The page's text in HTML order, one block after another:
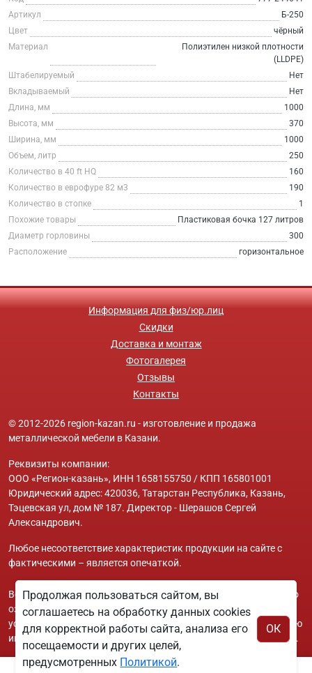
Артикул
Б-250
Цвет
чёрный
Материал
Полиэтилен низкой плотности
(LLDPE)
Штабелируемый
Нет
Вкладываемый
Нет
Длина, мм
1000
Высота, мм
370
Ширина, мм
1000
Объем, литр
250
Количество в 40 ft HQ
160
Количество в еврофуре 82 м3
190
Количество в стопке
1
Похожие товары
Пластиковая бочка 127 литров
Диаметр горловины
300
Расположение
горизонтальное
Информация для физ/юр.лиц
Скидки
Доставка и монтаж
Фотогалерея
Отзывы
Контакты
© 2012-2026 region-kazan.ru - изготовление и продажа
металлической мебели в Казани.
Реквизиты компании:
ООО «Регион-казань», ИНН 1658155750 / КПП 165801001
Юридический адрес: 420036, Татарстан Республика, Казань,
Тэцевская ул, дом № 187. Директор - Шерашов Сергей
Александрович.
Любое несоответствие характеристик продукции на сайте с
фактическими – является опечаткой.
Вся информация на сайте region-kazan.ru носит исключительно
ознакомительный и справочный характер и ни при каких
условиях не является публичной офертой. Всю дополнительную
информацию можно узнать по телефонам указанным на сайте.
Продолжая пользоваться сайтом, вы
соглашаетесь на обработку данных cookies
для корректной работы сайта, анализа его
посещаемости и других целей,
предусмотренных Политикой.
ОК